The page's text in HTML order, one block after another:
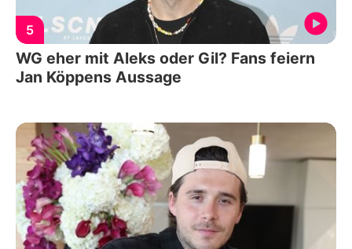
5
WG eher mit Aleks oder Gil? Fans feiern
Jan Köppens Aussage